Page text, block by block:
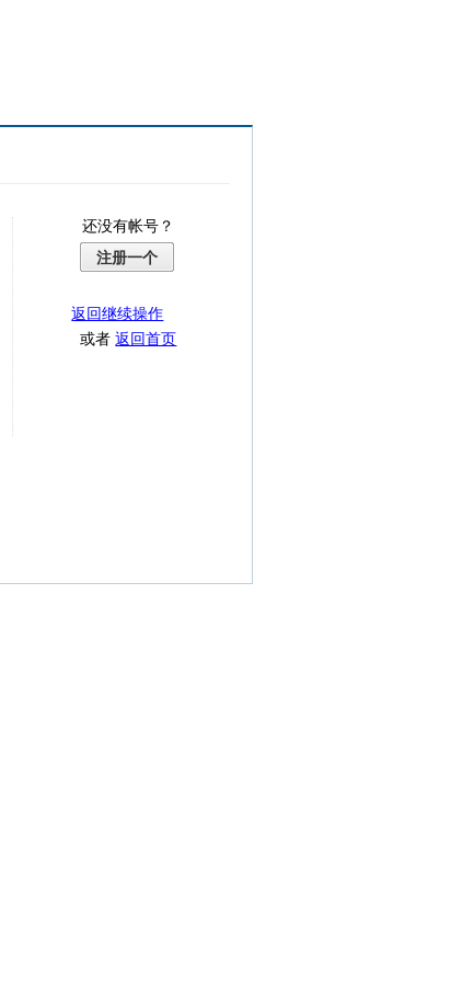
还没有帐号？
注册一个
返回继续操作
或者返回首页